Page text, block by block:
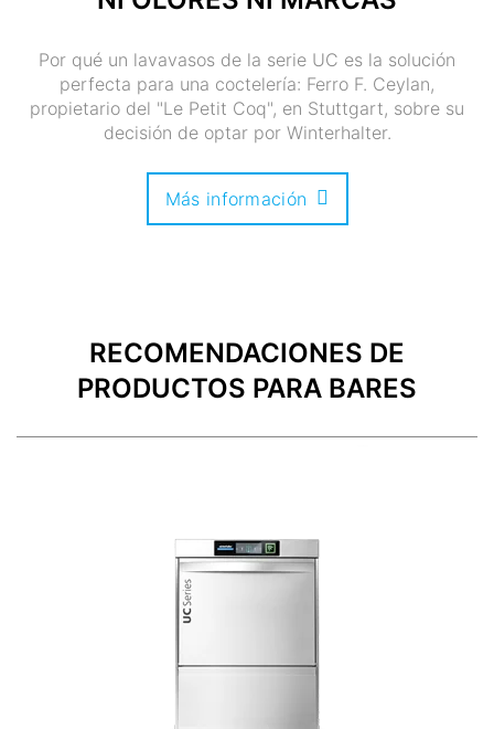
Por qué un lavavasos de la serie UC es la solución
perfecta para una coctelería: Ferro F. Ceylan,
propietario del "Le Petit Coq", en Stuttgart, sobre su
decisión de optar por Winterhalter.
Más información
RECOMENDACIONES DE
PRODUCTOS PARA BARES